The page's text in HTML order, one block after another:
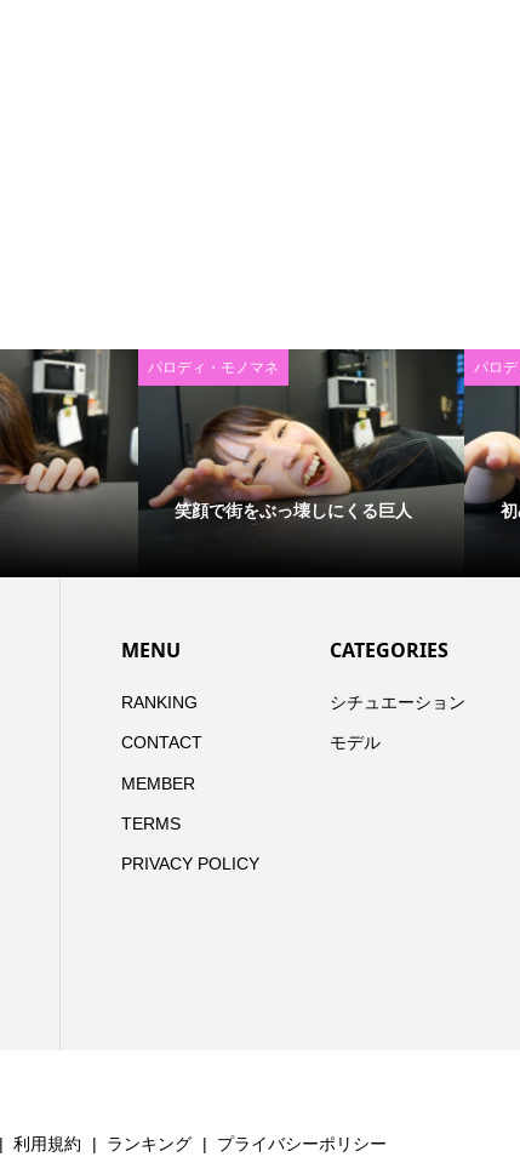
パロディ・モノマネ
笑顔で街をぶっ壊しにくる巨人
パロ
MENU
RANKING
CONTACT
MEMBER
TERMS
PRIVACY POLICY
CATEGORIES
シチュエーション
モデル
利用規約 ランキング プライバシーポリシー